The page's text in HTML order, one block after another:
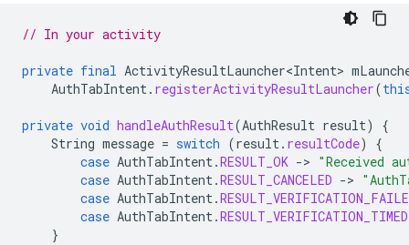
// In your activity
private final ActivityResultLauncher<Intent>
AuthTabIntent. registerActivityResultLauncher(
private void handleAuthResult(AuthResult result)
{
String message = switch (result. resultCode)
{
case AuthTabIntent.RESULT_OK -> "Received
case AuthTabIntent.RESULT_CANCELED ->
case AuthTabIntent.
case AuthTabIntent.
}